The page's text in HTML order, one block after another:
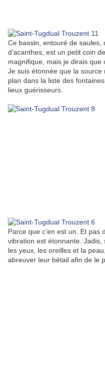
Ce bassin, entouré de saules,
d’acanthes, est un petit coin
magnifique, mais je dirais que
Je suis étonnée que la
plan dans la liste des
lieux guérisseurs.
Parce que c’en est un. Et pas
vibration est étonnante.
les yeux, les oreilles et la
abreuver leur bétail afin de le